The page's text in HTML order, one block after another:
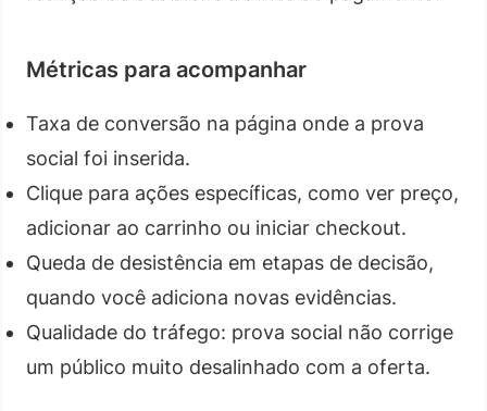
Métricas para acompanhar
Taxa de conversão na página onde a prova
social foi inserida.
Clique para ações específicas, como ver preço,
adicionar ao carrinho ou iniciar checkout.
Queda de desistência em etapas de decisão,
quando você adiciona novas evidências.
Qualidade do tráfego: prova social não corrige
um público muito desalinhado com a oferta.